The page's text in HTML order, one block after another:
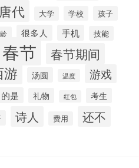
唐代 大学 学校 孩子
很多人 手机 技能
春节 春节期间
游 汤圆 温度 游戏
的是 礼物 红包 考生
诗人 费用 还不